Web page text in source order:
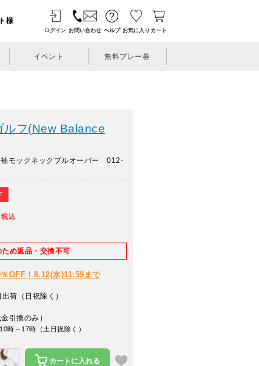
様
ログイン お問い合わせ ヘルプ お気に入り カート
イベント 無料プレー券
ルフ(New Balance
モックネックプルオーバー 012-
税込
め返品・交換不可
OFF！8.12(水)11:59まで
荷（日祝除く）
引換のみ）
時～17時（土日祝除く）
カートに入れる